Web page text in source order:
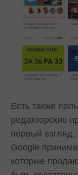
Есть также
редакторские
первый взгляд,
Google
которые